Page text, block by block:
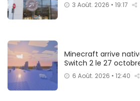
3 Août. 2026 • 19:17
Minecraft arrive
Switch 2 le 27
6 Août. 2026 • 12:40